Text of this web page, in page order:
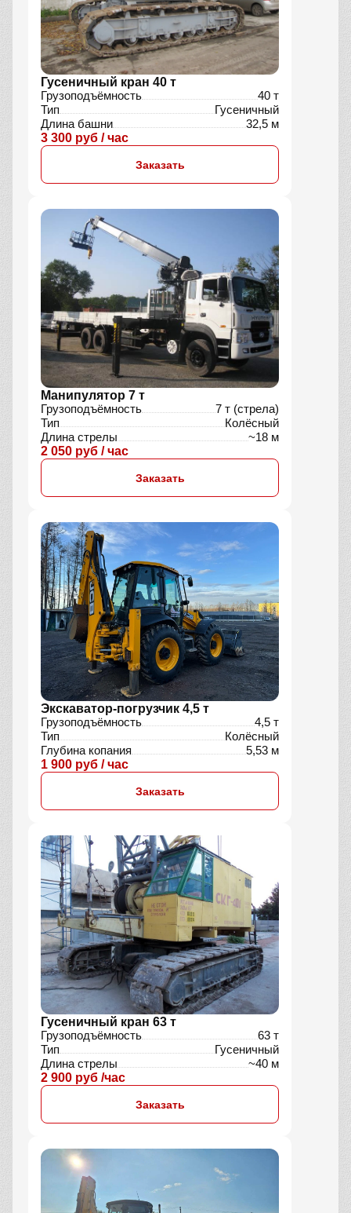
Гусеничный кран 40 т
Грузоподъёмность
40 т
Тип
Гусеничный
Длина башни
32,5 м
3 300 руб / час
Заказать
Манипулятор 7 т
Грузоподъёмность
7 т (стрела)
Тип
Колёсный
Длина стрелы
~18 м
2 050 руб / час
Заказать
Экскаватор-погрузчик 4,5 т
Грузоподъёмность
4,5 т
Тип
Колёсный
Глубина копания
5,53 м
1 900 руб / час
Заказать
Гусеничный кран 63 т
Грузоподъёмность
63 т
Тип
Гусеничный
Длина стрелы
~40 м
2 900 руб /час
Заказать